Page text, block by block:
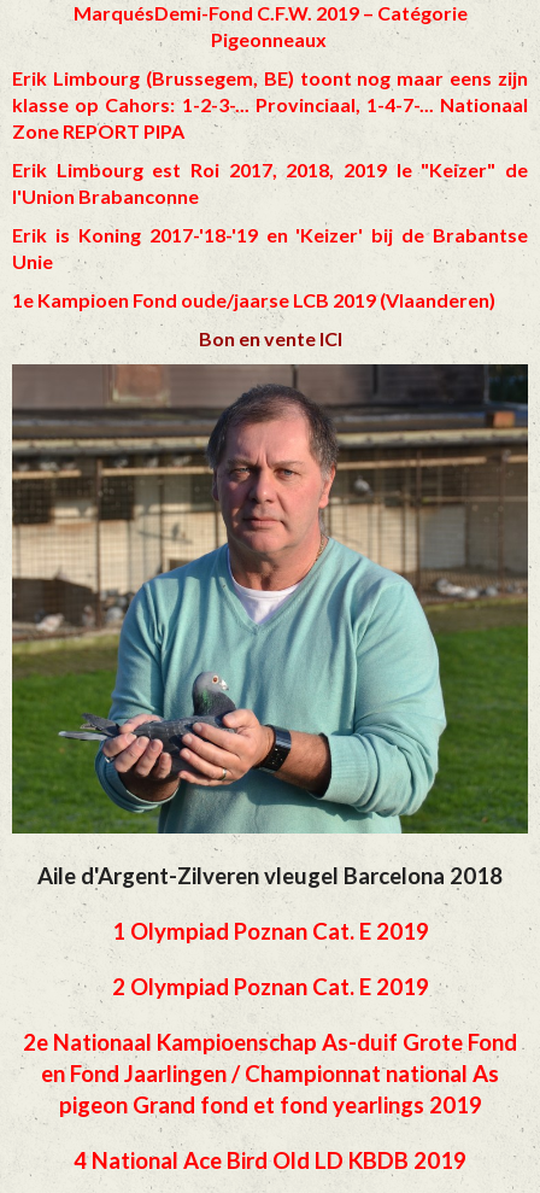
MarquésDemi-Fond C.F.W. 2019 – Catégorie
Pigeonneaux
Erik Limbourg (Brussegem, BE) toont nog maar eens zijn
klasse op Cahors: 1-2-3-... Provinciaal, 1-4-7-... Nationaal
Zone REPORT PIPA
Erik Limbourg est Roi 2017, 2018, 2019 le "Keizer" de
l'Union Brabanconne
Erik is Koning 2017-'18-'19 en 'Keizer' bij de Brabantse
Unie
1e Kampioen Fond oude/jaarse LCB 2019 (Vlaanderen)
Bon en vente ICI
Aile d'Argent-Zilveren vleugel Barcelona 2018
1 Olympiad Poznan Cat. E 2019
2 Olympiad Poznan Cat. E 2019
2e Nationaal Kampioenschap As-duif Grote Fond
en Fond Jaarlingen / Championnat national As
pigeon Grand fond et fond yearlings 2019
4 National Ace Bird Old LD KBDB 2019